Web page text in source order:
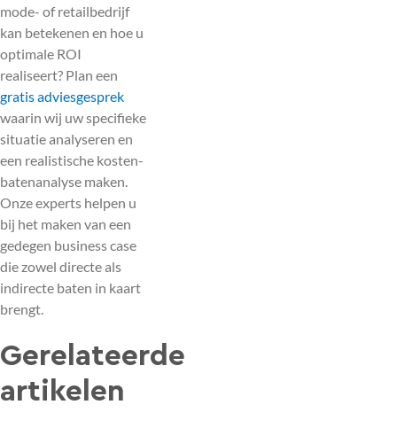
mode- of retailbedrijf
kan betekenen en hoe u
optimale ROI
realiseert? Plan een
gratis adviesgesprek
waarin wij uw specifieke
situatie analyseren en
een realistische kosten-
batenanalyse maken.
Onze experts helpen u
bij het maken van een
gedegen business case
die zowel directe als
indirecte baten in kaart
brengt.
Gerelateerde
artikelen